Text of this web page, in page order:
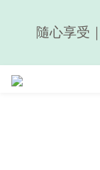
隨心享受
隨心享受
新會員送